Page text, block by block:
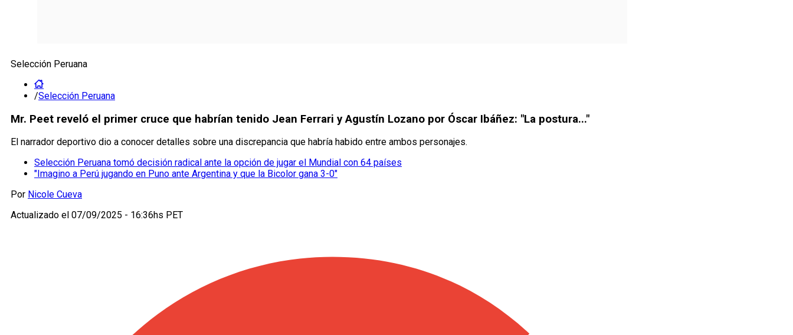
Selección Peruana
/Selección Peruana
Mr. Peet reveló el primer cruce que habrían tenido Jean Ferrari y Agustín Lozano por Óscar Ibáñez: "La postura..."
El narrador deportivo dio a conocer detalles sobre una discrepancia que habría habido entre ambos personajes.
Selección Peruana tomó decisión radical ante la opción de jugar el Mundial con 64 países
"Imagino a Perú jugando en Puno ante Argentina y que la Bicolor gana 3-0"
Por Nicole Cueva
Actualizado el 07/09/2025 - 16:36hs PET